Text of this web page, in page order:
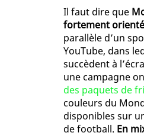
Il faut dire que
fortement
parallèle d’un
YouTube, dans
succèdent à
une campagne
des paquets de
couleurs du
disponibles sur
de football. En